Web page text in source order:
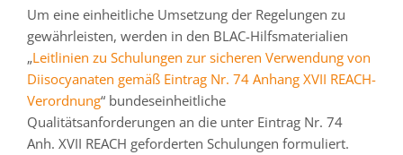
Um eine einheitliche Umsetzung der Regelungen zu
gewährleisten, werden in den BLAC-Hilfsmaterialien
„Leitlinien zu Schulungen zur sicheren Verwendung von
Diisocyanaten gemäß Eintrag Nr. 74 Anhang XVII REACH-
Verordnung“ bundeseinheitliche
Qualitätsanforderungen an die unter Eintrag Nr. 74
Anh. XVII REACH geforderten Schulungen formuliert.